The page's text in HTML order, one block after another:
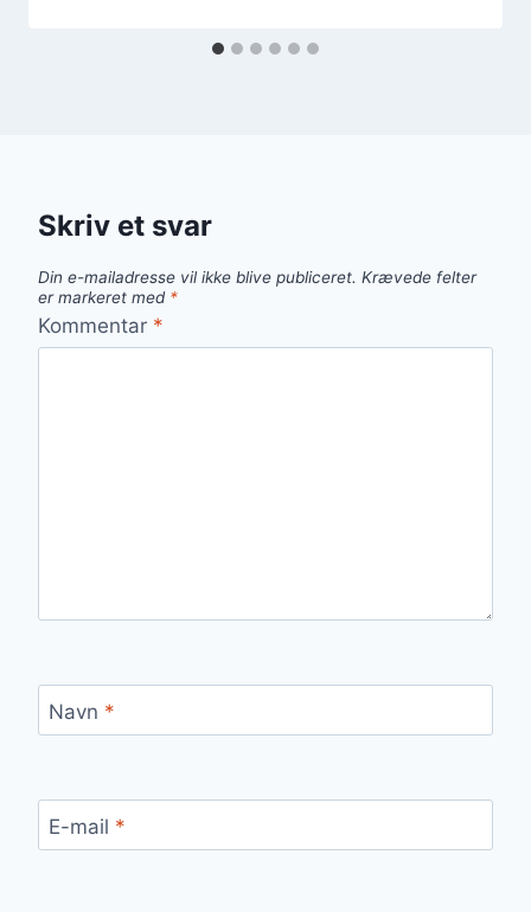
Skriv et svar
Din e-mailadresse vil ikke blive publiceret. Krævede felter
er markeret med *
Kommentar *
Navn *
E-mail *